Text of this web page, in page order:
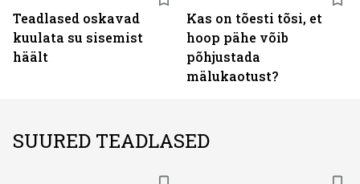
Teadlased oskavad
kuulata su sisemist
häält
Kas on tõesti tõsi, et
hoop pähe võib
põhjustada
mälukaotust?
SUURED TEADLASED